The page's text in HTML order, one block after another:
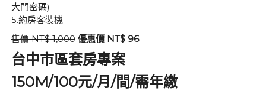
大門密碼)
5.約房客裝機
售價 NT$ 1,000 優惠價 NT$ 96
台中市區套房專案
150M/100元/月 /間/需年繳